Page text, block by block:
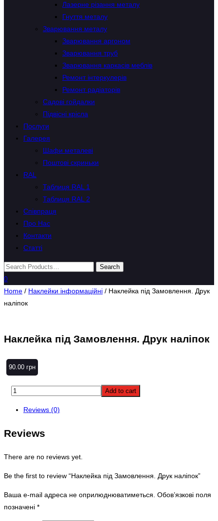
Лазерне різання металу
Гнуття металу
Зварювання металу
Зварювання аргоном
Зварювання труб
Зварювання каркасів меблів
Ремонт інтеркулерів
Ремонт радіаторів
Садові гойдалки
Підвісні крісла
Послуги
Галерея
Шафи металеві
Поштові скриньки
RAL
Таблиця RAL 1
Таблиця RAL 2
Співпраця
Про Нас
Контакти
Статті
0
Home / Наклейки інформаційні / Наклейка під Замовлення. Друк
наліпок
Наклейка під Замовлення. Друк наліпок
90.00 грн
Add to cart
Reviews (0)
Reviews
There are no reviews yet.
Be the first to review “Наклейка під Замовлення. Друк наліпок”
Ваша e-mail адреса не оприлюднюватиметься. Обов’язкові поля
позначені *